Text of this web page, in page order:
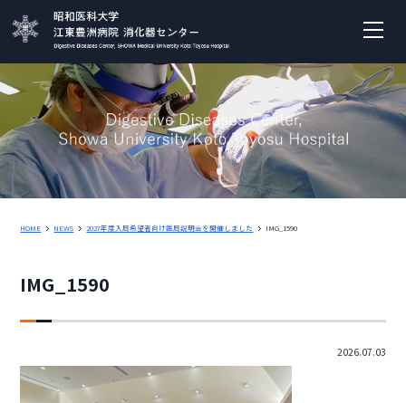
HOME NEWS 2027年度入局希望者向け医局説明会を開催しました IMG_1590
IMG_1590
2026.07.03